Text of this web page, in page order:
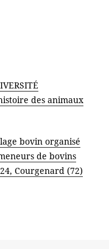
des animaux
bovin organisé
de bovins
Courgenard (72)